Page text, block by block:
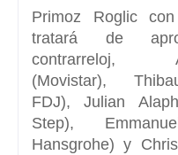
Primoz Roglic
tratará de
contrarreloj,
(Movistar),
FDJ), Julian
Step),
Hansgrohe) y